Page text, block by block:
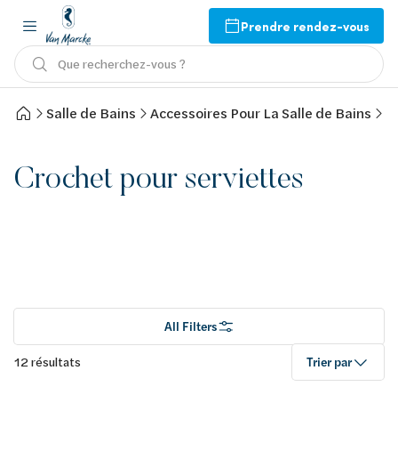
Prendre rendez-vous
Que recherchez-vous ?
Salle de Bains Accessoires Pour La Salle de Bains
Crochet pour serviettes
All Filters
12 résultats Trier par